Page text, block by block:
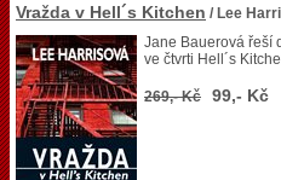
Vražda v Hell´s Kitchen / Lee
Jane Bauerová řeší
ve čtvrti Hell´s
269,- Kč 99,- Kč